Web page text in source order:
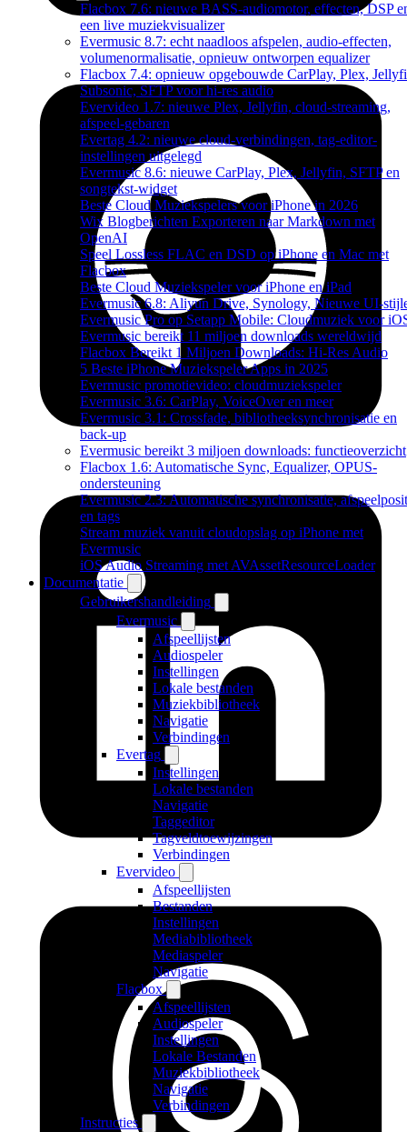
Flacbox 7.6: nieuwe BASS-audiomotor, effecten, DSP
een live muziekvisualizer
Evermusic 8.7: echt naadloos afspelen, audio-effecten,
volumenormalisatie, opnieuw ontworpen equalizer
Flacbox 7.4: opnieuw opgebouwde CarPlay, Plex,
Subsonic, SFTP voor hi-res audio
Evervideo 1.7: nieuwe Plex, Jellyfin, cloud-streaming,
afspeel-gebaren
Evertag 4.2: nieuwe cloud-verbindingen, tag-editor-
instellingen uitgelegd
Evermusic 8.6: nieuwe CarPlay, Plex, Jellyfin, SFTP en
songtekst-widget
Beste Cloud Muziekspelers voor iPhone in 2026
Wix Blogberichten Exporteren naar Markdown met
OpenAI
Speel Lossless FLAC en DSD op iPhone en Mac met
Flacbox
Beste Cloud Muziekspeler voor iPhone en iPad
Evermusic 6.8: Aliyun Drive, Synology, Nieuwe UI-
Evermusic Pro op Setapp Mobile: Cloudmuziek voor
Evermusic bereikt 11 miljoen downloads wereldwijd
Flacbox Bereikt 1 Miljoen Downloads: Hi-Res Audio
5 Beste iPhone Muziekspeler Apps in 2025
Evermusic promotievideo: cloudmuziekspeler
Evermusic 3.6: CarPlay, VoiceOver en meer
Evermusic 3.1: Crossfade, bibliotheeksynchronisatie en
back-up
Evermusic bereikt 3 miljoen downloads: functieoverzicht
Flacbox 1.6: Automatische Sync, Equalizer, OPUS-
ondersteuning
Evermusic 2.3: Automatische synchronisatie,
en tags
Stream muziek vanuit cloudopslag op iPhone met
Evermusic
iOS Audio Streaming met AVAssetResourceLoader
Documentatie
Gebruikershandleiding
Evermusic
Afspeellijsten
Audiospeler
Instellingen
Lokale bestanden
Muziekbibliotheek
Navigatie
Verbindingen
Evertag
Instellingen
Lokale bestanden
Navigatie
Taggeditor
Tagveldtoewijzingen
Verbindingen
Evervideo
Afspeellijsten
Bestanden
Instellingen
Mediabibliotheek
Mediaspeler
Navigatie
Flacbox
Afspeellijsten
Audiospeler
Instellingen
Lokale Bestanden
Muziekbibliotheek
Navigatie
Verbindingen
Instructies